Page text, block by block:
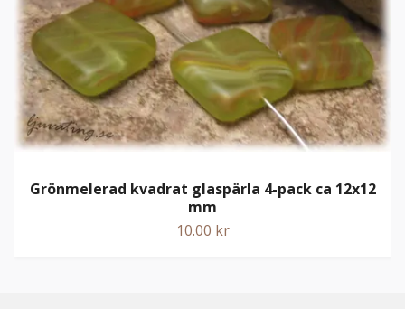
Grönmelerad kvadrat glaspärla 4-pack ca 12x12
mm
10.00 kr